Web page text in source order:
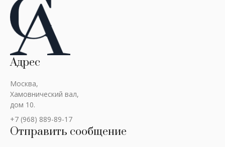
Адрес
Москва,
Хамовнический вал,
дом 10.
+7 (968) 889-89-17
Отправить сообщение